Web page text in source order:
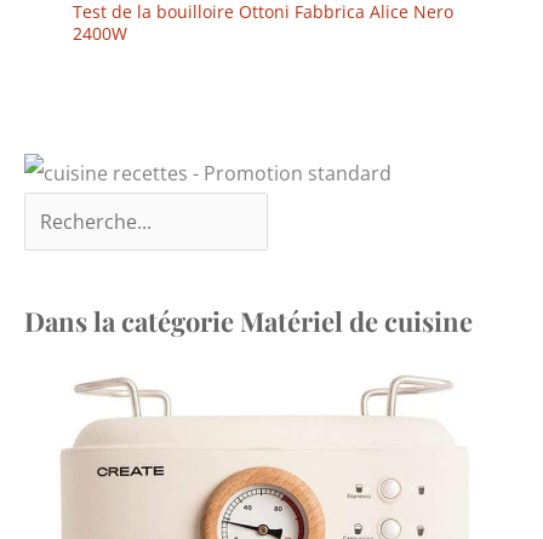
Test de la bouilloire Ottoni Fabbrica Alice Nero
2400W
Dans la catégorie Matériel de cuisine